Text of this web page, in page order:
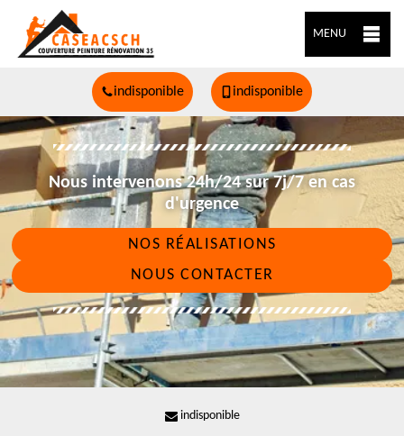
MENU
indisponible indisponible
Nous intervenons 24h/24 sur 7j/7 en cas
d'urgence
NOS RÉALISATIONS
NOUS CONTACTER
indisponible